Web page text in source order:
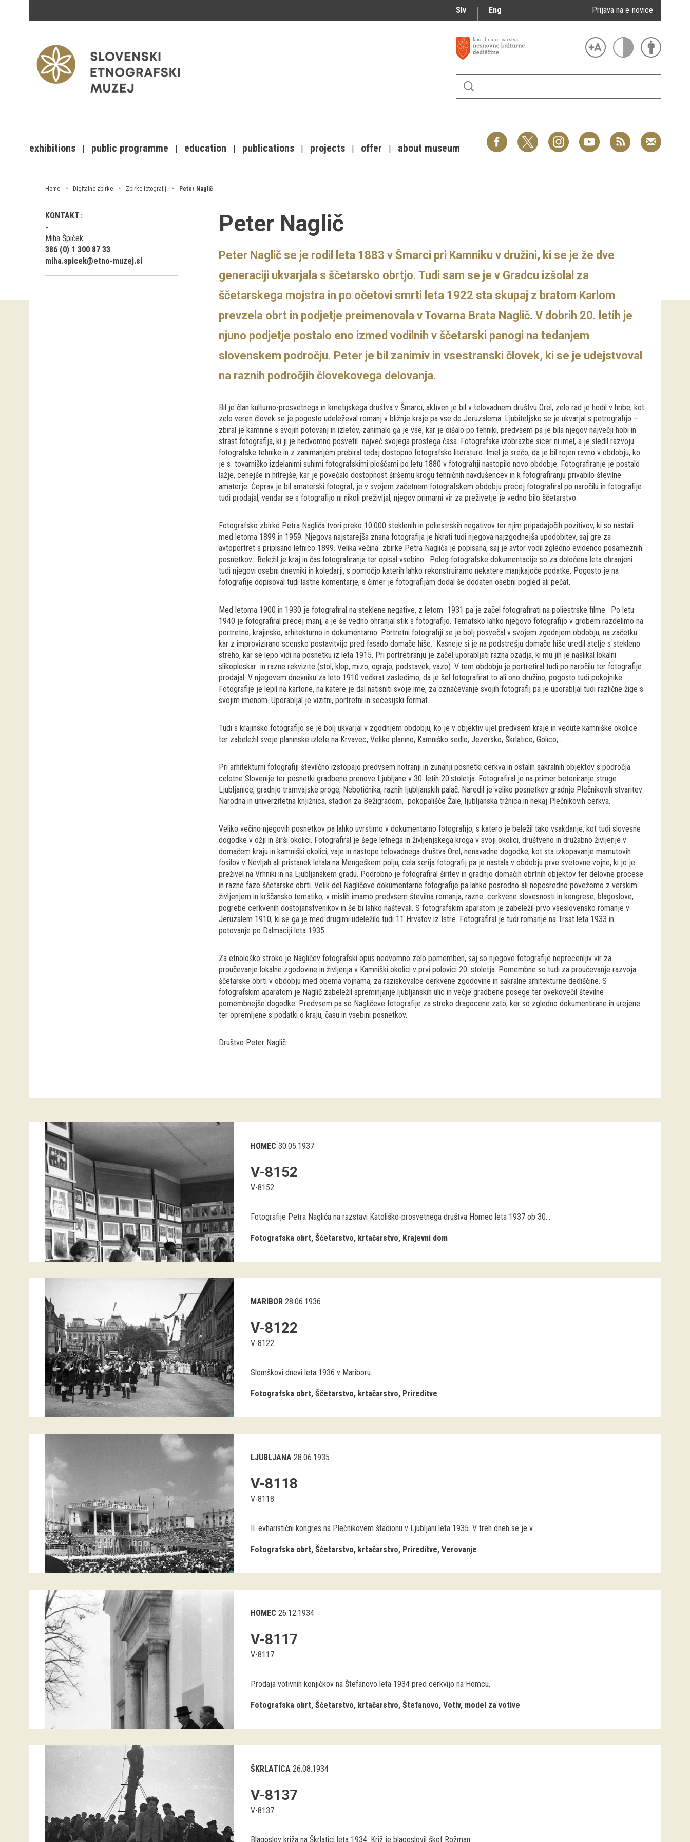
Slv Eng Prijava na e-novice
exhibitions public programme education publications projects offer about museum
Home Digitalne zbirke Zbirke fotografij Peter Naglič
KONTAKT
Miha Špiček
386 (0) 1 300 87 33
miha.spicek@etno-muzej.si
Peter Naglič
Peter Naglič se je rodil leta 1883 v Šmarci pri Kamniku v družini, ki se je že dve
generaciji ukvarjala s ščetarsko obrtjo. Tudi sam se je v Gradcu izšolal za
ščetarskega mojstra in po očetovi smrti leta 1922 sta skupaj z bratom Karlom
prevzela obrt in podjetje preimenovala v Tovarna Brata Naglič. V dobrih 20. letih je
njuno podjetje postalo eno izmed vodilnih v ščetarski panogi na tedanjem
slovenskem področju. Peter je bil zanimiv in vsestranski človek, ki se je udejstvoval
na raznih področjih človekovega delovanja.
Bil je član kulturno-prosvetnega in kmetijskega društva v Šmarci, aktiven je bil v telovadnem društvu Orel, zelo rad je hodil v hribe, kot
zelo veren človek se je pogosto udeleževal romanj v bližnje kraje pa vse do Jeruzalema. Ljubiteljsko se je ukvarjal s petrografijo –
zbiral je kamnine s svojih potovanj in izletov, zanimalo ga je vse, kar je dišalo po tehniki, predvsem pa je bila njegov največji hobi in
strast fotografija, ki ji je nedvomno posvetil največ svojega prostega časa. Fotografske izobrazbe sicer ni imel, a je sledil razvoju
fotografske tehnike in z zanimanjem prebiral tedaj dostopno fotografsko literaturo. Imel je srečo, da je bil rojen ravno v obdobju, ko
je s tovarniško izdelanimi suhimi fotografskimi ploščami po letu 1880 v fotografiji nastopilo novo obdobje. Fotografiranje je postalo
lažje, cenejše in hitrejše, kar je povečalo dostopnost širšemu krogu tehničnih navdušencev in k fotografiranju privabilo številne
amaterje. Čeprav je bil amaterski fotograf, je v svojem začetnem fotografskem obdobju precej fotografiral po naročilu in fotografije
tudi prodajal, vendar se s fotografijo ni nikoli preživljal, njegov primarni vir za preživetje je vedno bilo ščetarstvo.
Fotografsko zbirko Petra Nagliča tvori preko 10.000 steklenih in poliestrskih negativov ter njim pripadajočih pozitivov, ki so nastali
med letoma 1899 in 1959. Njegova najstarejša znana fotografija je hkrati tudi njegova najzgodnejša upodobitev, saj gre za
avtoportret s pripisano letnico 1899. Velika večina zbirke Petra Nagliča je popisana, saj je avtor vodil zgledno evidenco posameznih
posnetkov. Beležil je kraj in čas fotografiranja ter opisal vsebino. Poleg fotografske dokumentacije so za določena leta ohranjeni
tudi njegovi osebni dnevniki in koledarji, s pomočjo katerih lahko rekonstruiramo nekatere manjkajoče podatke. Pogosto je na
fotografije dopisoval tudi lastne komentarje, s čimer je fotografijam dodal še dodaten osebni pogled ali pečat.
Med letoma 1900 in 1930 je fotografiral na steklene negative, z letom 1931 pa je začel fotografirati na poliestrske filme. Po letu
1940 je fotografiral precej manj, a je še vedno ohranjal stik s fotografijo. Tematsko lahko njegovo fotografijo v grobem razdelimo na
portretno, krajinsko, arhitekturno in dokumentarno. Portretni fotografiji se je bolj posvečal v svojem zgodnjem obdobju, na začetku
kar z improvizirano scensko postavitvijo pred fasado domače hiše. Kasneje si je na podstrešju domače hiše uredil atelje s stekleno
streho, kar se lepo vidi na posnetku iz leta 1915. Pri portretiranju je začel uporabljati razna ozadja, ki mu jih je naslikal lokalni
slikopleskar in razne rekvizite (stol, klop, mizo, ograjo, podstavek, vazo). V tem obdobju je portretiral tudi po naročilu ter fotografije
prodajal. V njegovem dnevniku za leto 1910 večkrat zasledimo, da je šel fotografirat to ali ono družino, pogosto tudi pokojnike.
Fotografije je lepil na kartone, na katere je dal natisniti svoje ime, za označevanje svojih fotografij pa je uporabljal tudi različne žige s
svojim imenom. Uporabljal je vizitni, portretni in secesijski format.
Tudi s krajinsko fotografijo se je bolj ukvarjal v zgodnjem obdobju, ko je v objektiv ujel predvsem kraje in vedute kamniške okolice
ter zabeležil svoje planinske izlete na Krvavec, Veliko planino, Kamniško sedlo, Jezersko, Škrlatico, Golico,...
Pri arhitekturni fotografiji številčno izstopajo predvsem notranji in zunanji posnetki cerkva in ostalih sakralnih objektov s področja
celotne Slovenije ter posnetki gradbene prenove Ljubljane v 30. letih 20.stoletja. Fotografiral je na primer betoniranje struge
Ljubljanice, gradnjo tramvajske proge, Nebotičnika, raznih ljubljanskih palač. Naredil je veliko posnetkov gradnje Plečnikovih stvaritev:
Narodna in univerzitetna knjižnica, stadion za Bežigradom, pokopališče Žale, ljubljanska tržnica in nekaj Plečnikovih cerkva.
Veliko večino njegovih posnetkov pa lahko uvrstimo v dokumentarno fotografijo, s katero je beležil tako vsakdanje, kot tudi slovesne
dogodke v ožji in širši okolici. Fotografiral je šege letnega in življenjskega kroga v svoji okolici, društveno in družabno življenje v
domačem kraju in kamniški okolici, vaje in nastope telovadnega društva Orel, nenavadne dogodke, kot sta izkopavanje mamutovih
fosilov v Nevljah ali pristanek letala na Mengeškem polju, cela serija fotografij pa je nastala v obdobju prve svetovne vojne, ki jo je
preživel na Vrhniki in na Ljubljanskem gradu. Podrobno je fotografiral širitev in gradnjo domačih obrtnih objektov ter delovne procese
in razne faze ščetarske obrti. Velik del Nagličeve dokumentarne fotografije pa lahko posredno ali neposredno povežemo z verskim
življenjem in krščansko tematiko; v mislih imamo predvsem številna romanja, razne cerkvene slovesnosti in kongrese, blagoslove,
pogrebe cerkvenih dostojanstvenikov in še bi lahko naštevali. S fotografskim aparatom je zabeležil prvo vseslovensko romanje v
Jeruzalem 1910, ki se ga je med drugimi udeležilo tudi 11 Hrvatov iz Istre. Fotografiral je tudi romanje na Trsat leta 1933 in
potovanje po Dalmaciji leta 1935.
Za etnološko stroko je Nagličev fotografski opus nedvomno zelo pomemben, saj so njegove fotografije neprecenljiv vir za
proučevanje lokalne zgodovine in življenja v Kamniški okolici v prvi polovici 20. stoletja. Pomembne so tudi za proučevanje razvoja
ščetarske obrti v obdobju med obema vojnama, za raziskovalce cerkvene zgodovine in sakralne arhitekturne dediščine. S
fotografskim aparatom je Naglič zabeležil spreminjanje ljubljanskih ulic in večje gradbene posege ter ovekovečil številne
pomembnejše dogodke. Predvsem pa so Nagličeve fotografije za stroko dragocene zato, ker so zgledno dokumentirane in urejene
ter opremljene s podatki o kraju, času in vsebini posnetkov.
Društvo Peter Naglič
HOMEC 30.05.1937
V-8152
V-8152
Fotografije Petra Nagliča na razstavi Katoliško-prosvetnega društva Homec leta 1937 ob 30...
Fotografska obrt Ščetarstvo, krtačarstvo Krajevni dom
MARIBOR 28.06.1936
V-8122
V-8122
Slomškovi dnevi leta 1936 v Mariboru.
Fotografska obrt Ščetarstvo, krtačarstvo Prireditve
LJUBLJANA 28.06.1935
V-8118
V-8118
II. evharistični kongres na Plečnikovem štadionu v Ljubljani leta 1935. V treh dneh se je v...
Fotografska obrt Ščetarstvo, krtačarstvo Prireditve Verovanje
HOMEC 26.12.1934
V-8117
V-8117
Prodaja votivnih konjičkov na Štefanovo leta 1934 pred cerkvijo na Homcu.
Fotografska obrt Ščetarstvo, krtačarstvo Štefanovo Votiv, model za votive
ŠKRLATICA 26.08.1934
V-8137
V-8137
Blagoslov križa na Škrlatici leta 1934. Križ je blagoslovil škof Rožman.